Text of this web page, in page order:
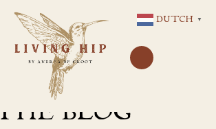
NAAR
DE
INHOUD
THE BLOG
DUTCH ▼